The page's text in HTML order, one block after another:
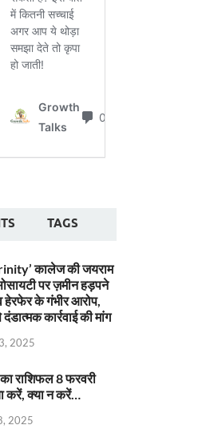
TAGS
कालेज की जयराम
पर ज़मीन हड़पने
हेरफेर के गंभीर आरोप,
कार्रवाई की मांग
2025
राशिफल 8 फरवरी
करें, क्या न करें…
2025